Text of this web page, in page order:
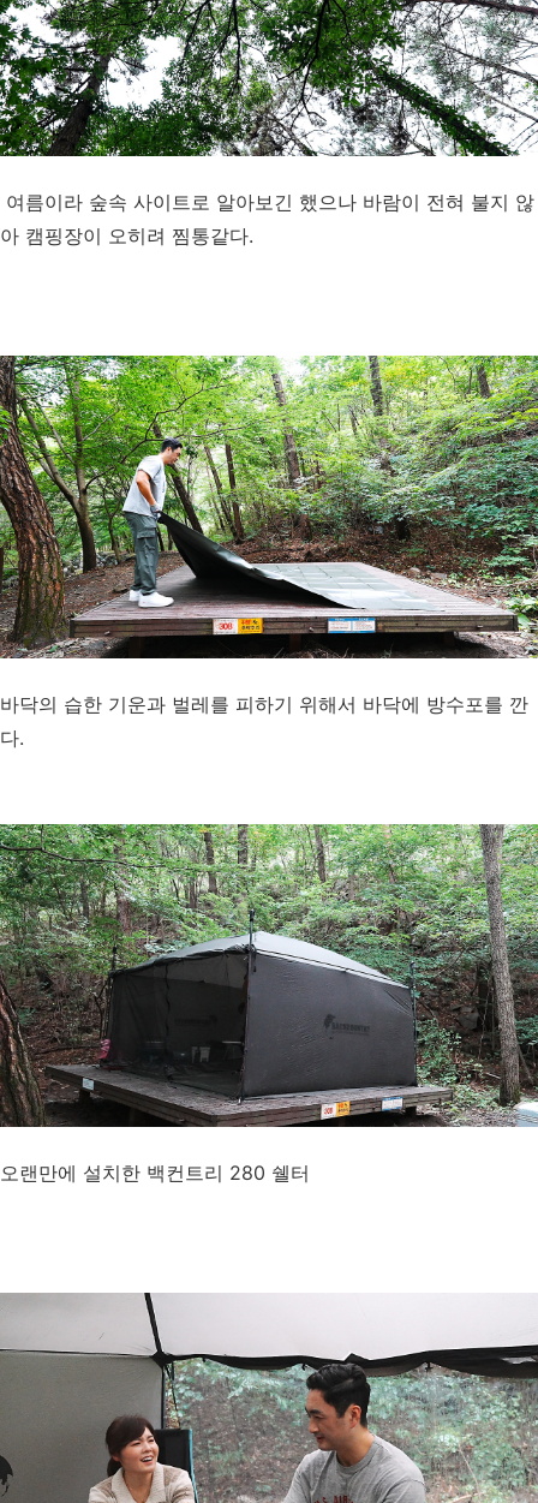
여름이라 숲속 사이트로 알아보긴 했으나 바람이 전혀 불지 않
아 캠핑장이 오히려 찜통같다.
바닥의 습한 기운과 벌레를 피하기 위해서 바닥에 방수포를 깐
다.
오랜만에 설치한 백컨트리 280 쉘터